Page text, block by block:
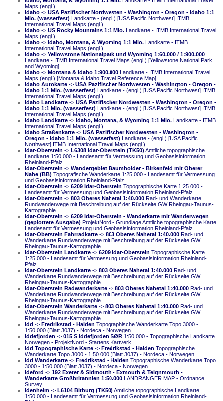
Maps (engl.)
Idaho -> USA Pazifischer Nordwesten - Washington - Oregon - Idaho 1:1
Mio. (wasserfest) Landkarte - (engl.) [USA Pacific Northwest] ITMB
International Travel Maps (engl.)
Idaho -> US Rocky Mountains 1:1 Mio. Landkarte - ITMB International Travel
Maps (engl.)
Idaho -> Idaho, Montana, & Wyoming 1:1 Mio. Landkarte - ITMB
International Travel Maps (engl.)
Idaho -> Yellowstone Nationalpark und Wyoming 1:60.000 / 1:900.000
Landkarte - ITMB International Travel Maps (engl.) [Yellowstone National Park
and Wyoming]
Idaho -> Montana & Idaho 1:900.000 Landkarte - ITMB International Travel
Maps (engl.) [Montana & Idaho Travel Reference Map]
Idaho Autokarte -> USA Pazifischer Nordwesten - Washington - Oregon -
Idaho 1:1 Mio. (wasserfest) Landkarte - (engl.) [USA Pacific Northwest] ITMB
International Travel Maps (engl.)
Idaho Landkarte -> USA Pazifischer Nordwesten - Washington - Oregon -
Idaho 1:1 Mio. (wasserfest) Landkarte - (engl.) [USA Pacific Northwest] ITMB
International Travel Maps (engl.)
Idaho Landkarte -> Idaho, Montana, & Wyoming 1:1 Mio. Landkarte - ITMB
International Travel Maps (engl.)
Idaho Straßenkarte -> USA Pazifischer Nordwesten - Washington -
Oregon - Idaho 1:1 Mio. (wasserfest) Landkarte - (engl.) [USA Pacific
Northwest] ITMB International Travel Maps (engl.)
Idar-Oberstein -> L6308 Idar-Oberstein (TK50) Amtliche topographische
Landkarte 1:50.000 - Landesamt für Vermessung und Geobasisinformation
Rheinland-Pfalz
Idar-Oberstein -> Wandergebiet Baumholder - Birkenfeld mit Oberer
Nahe (BB) Topografische Wanderkarte 1:25.000 - Landesamt für Vermessung
und Geobasisinformation Rheinland-Pfalz
Idar-Oberstein -> 6209 Idar-Oberstein Topographische Karte 1:25.000 -
Landesamt für Vermessung und Geobasisinformation Rheinland-Pfalz
Idar-Oberstein -> 803 Oberes Nahetal 1:40.000 Rad- und Wanderkarte
Rundwanderwege mit Beschreibung auf der Rückseite GW Rheingau-Taunus-
Kartographie
Idar-Oberstein -> 6209 Idar-Oberstein - Wanderkarte mit Wanderwegen
(geplottete Ausgabe) ProjektNord - Grundlage Amtliche topographische Karte
Landesamt für Vermessung und Geobasisinformation Rheinland-Pfalz
Idar-Oberstein Fahrradkarte -> 803 Oberes Nahetal 1:40.000 Rad- und
Wanderkarte Rundwanderwege mit Beschreibung auf der Rückseite GW
Rheingau-Taunus-Kartographie
Idar-Oberstein Landkarte -> 6209 Idar-Oberstein Topographische Karte
1:25.000 - Landesamt für Vermessung und Geobasisinformation Rheinland-
Pfalz
Idar-Oberstein Landkarte -> 803 Oberes Nahetal 1:40.000 Rad- und
Wanderkarte Rundwanderwege mit Beschreibung auf der Rückseite GW
Rheingau-Taunus-Kartographie
Idar-Oberstein Radwanderkarte -> 803 Oberes Nahetal 1:40.000 Rad- und
Wanderkarte Rundwanderwege mit Beschreibung auf der Rückseite GW
Rheingau-Taunus-Kartographie
Idar-Oberstein Wanderkarte -> 803 Oberes Nahetal 1:40.000 Rad- und
Wanderkarte Rundwanderwege mit Beschreibung auf der Rückseite GW
Rheingau-Taunus-Kartographie
Idd -> Fredrikstad - Halden Topographische Wanderkarte Topo 3000 -
1:50.000 (Blatt 3037) - Nordeca - Norwegen
Iddefjorden -> 015 S Iddefjorden SØR 1:50.000 - Topographische Landkarte
Norwegen - ProjektNord - Startens Kartverk
Idd Topographische Karte -> Fredrikstad - Halden Topographische
Wanderkarte Topo 3000 - 1:50.000 (Blatt 3037) - Nordeca - Norwegen
Idd Wanderkarte -> Fredrikstad - Halden Topographische Wanderkarte Topo
3000 - 1:50.000 (Blatt 3037) - Nordeca - Norwegen
Ideford -> 192 Exeter & Sidmouth - Exmouth & Teignmouth -
Wanderkarte Großbritannien 1:50.000 LANDRANGER MAP - Ordnance
Survey
Idenheim -> L6104 Bitburg (TK50) Amtliche topographische Landkarte
1:50.000 - Landesamt für Vermessung und Geobasisinformation Rheinland-